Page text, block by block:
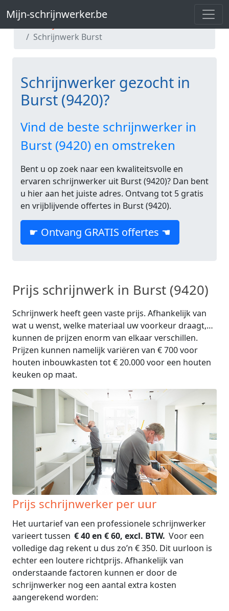
Mijn-schrijnwerker.be
Mijn-schrijnwerker.be
Schrijnwerk Burst
Schrijnwerker gezocht in
Burst (9420)?
Vind de beste schrijnwerker in
Burst (9420) en omstreken
Bent u op zoek naar een kwaliteitsvolle en
ervaren schrijnwerker uit Burst (9420)? Dan bent
u hier aan het juiste adres. Ontvang tot 5 gratis
en vrijblijvende offertes in Burst (9420).
☛ Ontvang GRATIS offertes ☚
Prijs schrijnwerk in Burst (9420)
Schrijnwerk heeft geen vaste prijs. Afhankelijk van
wat u wenst, welke materiaal uw voorkeur draagt,…
kunnen de prijzen enorm van elkaar verschillen.
Prijzen kunnen namelijk variëren van € 700 voor
houten inbouwkasten tot € 20.000 voor een houten
keuken op maat.
Prijs schrijnwerker per uur
Het uurtarief van een professionele schrijnwerker
varieert tussen € 40 en € 60, excl. BTW. Voor een
volledige dag rekent u dus zo’n € 350. Dit uurloon is
echter een loutere richtprijs. Afhankelijk van
onderstaande factoren kunnen er door de
schrijnwerker nog een aantal extra kosten
aangerekend worden: